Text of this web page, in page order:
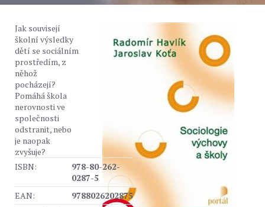
Jak souvisejí
školní výsledky
dětí se sociálním
prostředím, z
něhož
pocházejí?
Pomáhá škola
nerovnosti ve
společnosti
odstranit, nebo
je naopak
zvyšuje?
ISBN:
978-80-262-
0287-5
EAN:
9788026202875